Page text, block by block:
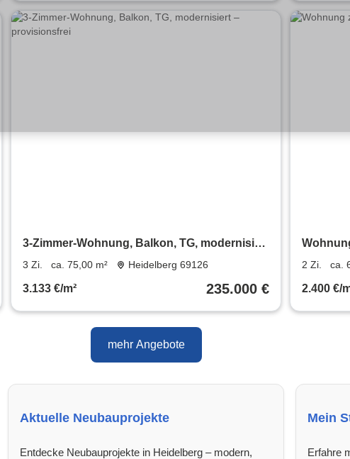
3-Zimmer-Wohnung, Balkon, TG, modernisiert
– provisionsfrei
3 Zi. ca. 75,00 m² Heidelberg 69126
3.133 €/m² 235.000 €
€ 67 m²
2 Zi. ca.
2.400 €/
mehr Angebote
Aktuelle Neubauprojekte
Entdecke Neubauprojekte in Heidelberg – modern,
Mein
Erfahre